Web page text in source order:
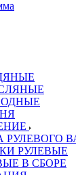
РУЛЕВОГО
РУЛЕВЫЕ
В СБОРЕ